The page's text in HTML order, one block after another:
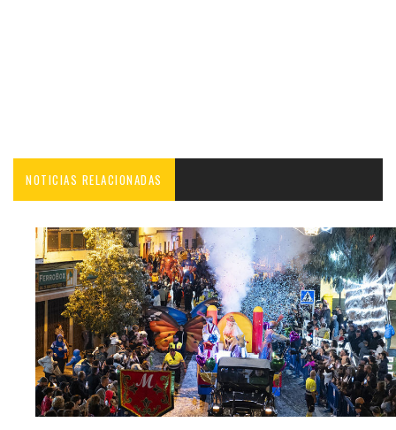
NOTICIAS RELACIONADAS